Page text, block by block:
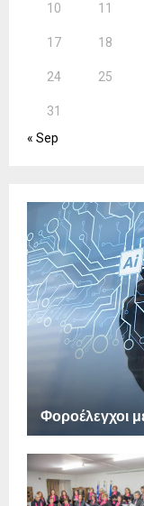
10 11
17 18
24 25
31
« Sep
Φοροέλεγχοι